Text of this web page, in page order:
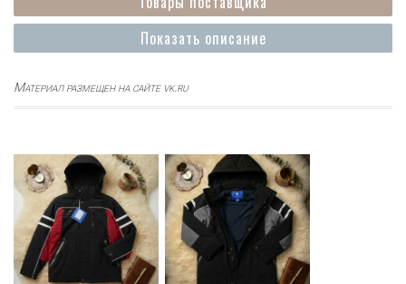
Показать описание
Материал размещен на сайте vk.ru